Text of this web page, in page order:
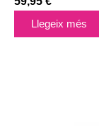
Llegeix més